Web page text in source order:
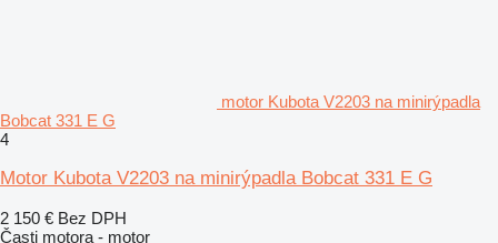
motor Kubota V2203 na minirýpadla
Bobcat 331 E G
4
Motor Kubota V2203 na minirýpadla Bobcat 331 E G
2 150 € Bez DPH
Časti motora - motor